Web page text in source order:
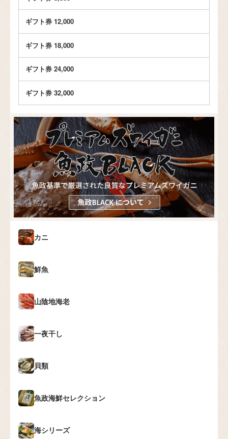
ギフト券 12,000
ギフト券 18,000
ギフト券 24,000
ギフト券 32,000
カニ
鮮魚
山陰地海老
一夜干し
貝類
魚政海鮮セレクション
海シリーズ